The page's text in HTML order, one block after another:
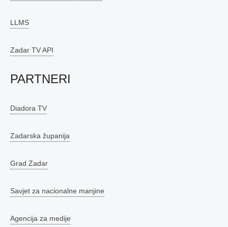
LLMS
Zadar TV API
PARTNERI
Diadora TV
Zadarska županija
Grad Zadar
Savjet za nacionalne manjine
Agencija za medije